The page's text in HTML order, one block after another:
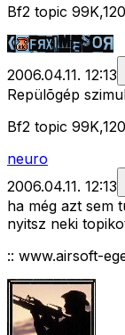
Bf2 topic
2006.04.11. 12:13
Repülõgép
Bf2 topic
neuro
2006.04.11. 12:13
ha még azt sem
nyitsz neki
:: www.airsoft-